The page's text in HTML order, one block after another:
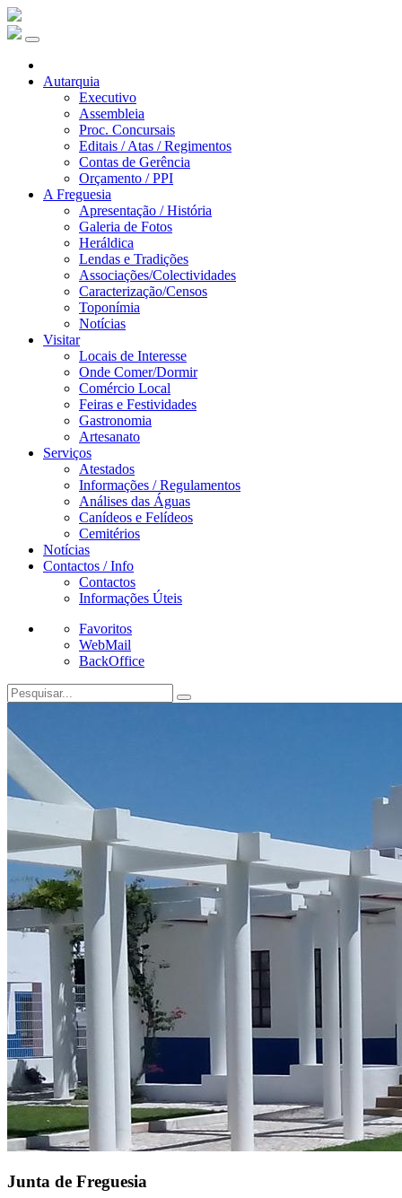
Autarquia
Executivo
Assembleia
Proc. Concursais
Editais / Atas / Regimentos
Contas de Gerência
Orçamento / PPI
A Freguesia
Apresentação / História
Galeria de Fotos
Heráldica
Lendas e Tradições
Associações/Colectividades
Caracterização/Censos
Toponímia
Notícias
Visitar
Locais de Interesse
Onde Comer/Dormir
Comércio Local
Feiras e Festividades
Gastronomia
Artesanato
Serviços
Atestados
Informações / Regulamentos
Análises das Águas
Canídeos e Felídeos
Cemitérios
Notícias
Contactos / Info
Contactos
Informações Úteis
Favoritos
WebMail
BackOffice
Junta de Freguesia